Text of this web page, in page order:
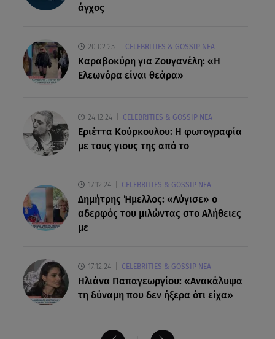
μνημόσυνο
07.08.26 , 11:18
Leapmotor T03: Τώρα με 16.190 ευρώ
07.08.26 , 11:17
Παρουσιάστρια κοιμήθηκε on air και έγινε viral-
Δείτε το στιγμιότυπο
Stars System: Γιορτάζει 20 χρόνια και γίνεται
καθημερινό στο Star
άγχος
20.02.25 CELEBRITIES & GOSSIP ΝΕΑ
Καραβοκύρη για Ζουγανέλη: «Η
Ελεωνόρα είναι θεάρα»
24.12.24 CELEBRITIES & GOSSIP ΝΕΑ
Εριέττα Κούρκουλου: Η φωτογραφία
με τους γιους της από το
17.12.24 CELEBRITIES & GOSSIP ΝΕΑ
Δημήτρης Ήμελλος: «Λύγισε» ο
αδερφός του μιλώντας στο Αλήθειες
με
17.12.24 CELEBRITIES & GOSSIP ΝΕΑ
Ηλιάνα Παπαγεωργίου: «Ανακάλυψα
τη δύναμη που δεν ήξερα ότι είχα»